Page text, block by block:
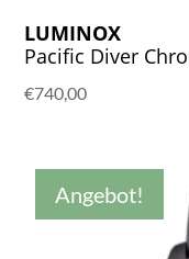
LUMINOX
Pacific Diver
€740,00
Angebot!